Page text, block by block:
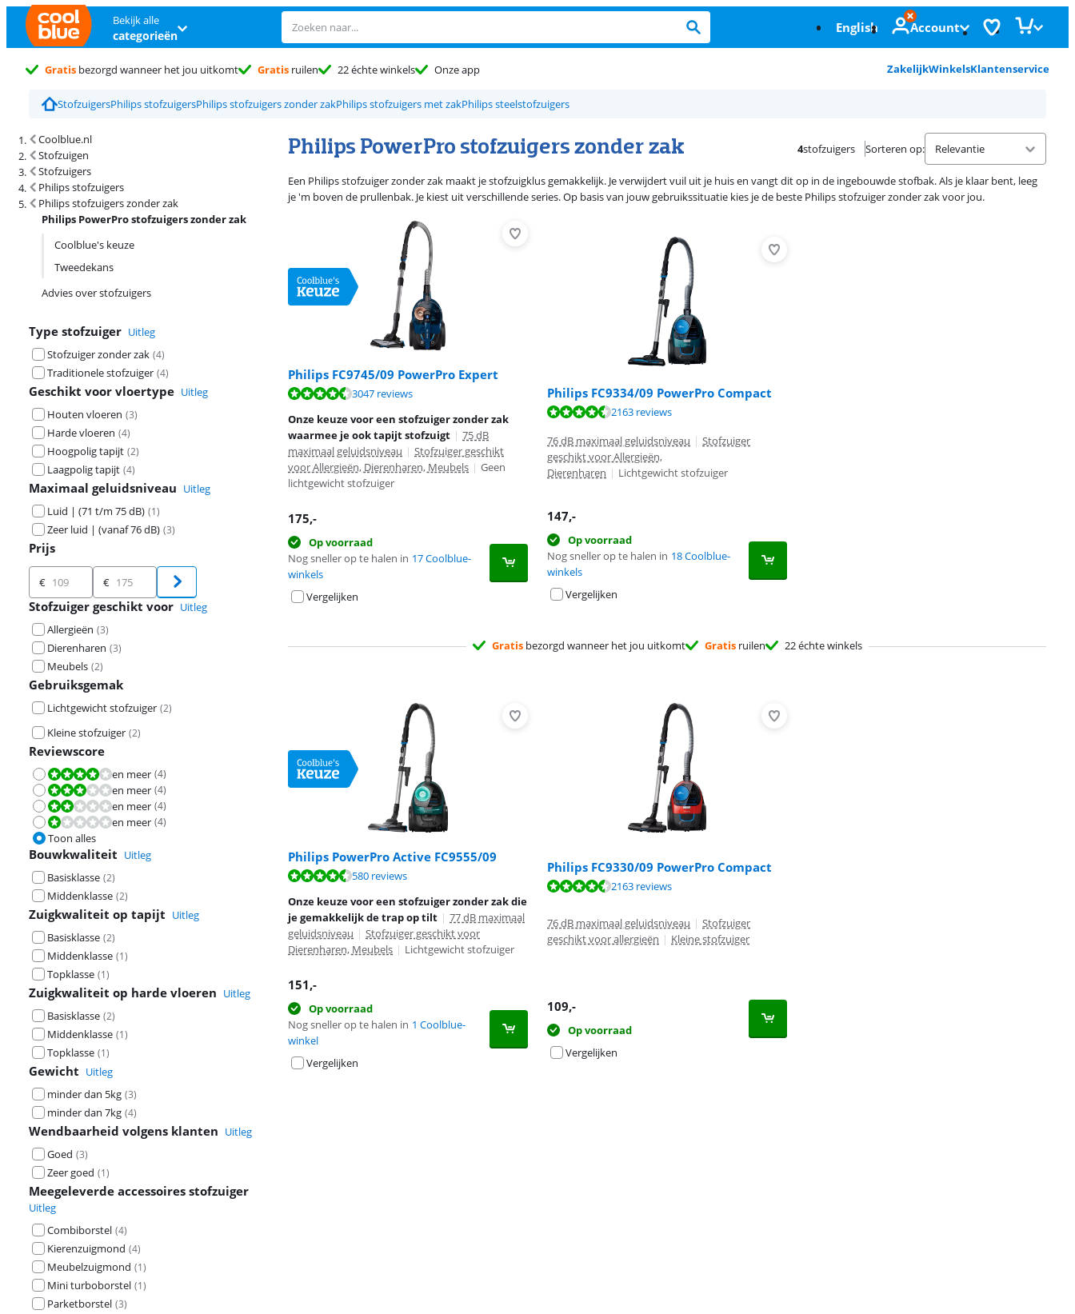
Bekijk alle
categorieën English Account
Gratis bezorgd wanneer het jou uitkomt Gratis ruilen 22 échte winkels Onze app ZakelijkWinkelsKlantenservice
StofzuigersPhilips stofzuigersPhilips stofzuigers zonder zakPhilips stofzuigers met zakPhilips steelstofzuigers
Coolblue.nl
Stofzuigen
Stofzuigers
Philips stofzuigers
Philips stofzuigers zonder zak
Philips PowerPro stofzuigers zonder zak
Coolblue's keuze
Tweedekans
Advies over stofzuigers
Type stofzuiger Uitleg
Stofzuiger zonder zak (4)
Traditionele stofzuiger (4)
Geschikt voor vloertype Uitleg
Houten vloeren (3)
Harde vloeren (4)
Hoogpolig tapijt (2)
Laagpolig tapijt (4)
Maximaal geluidsniveau Uitleg
Luid | (71 t/m 75 dB) (1)
Zeer luid | (vanaf 76 dB) (3)
Prijs
Prijs
€ €
Stofzuiger geschikt voor Uitleg
Allergieën (3)
Dierenharen (3)
Meubels (2)
Gebruiksgemak
Lichtgewicht stofzuiger (2)
Kleine stofzuiger (2)
Reviewscore
Beoordeling is 8,0 van de 10.
en meer (4)
Beoordeling is 6,0 van de 10.
en meer (4)
Beoordeling is 4,0 van de 10.
en meer (4)
Beoordeling is 2,0 van de 10.
en meer (4)
Toon alles
Bouwkwaliteit Uitleg
Basisklasse (2)
Middenklasse (2)
Zuigkwaliteit op tapijt Uitleg
Basisklasse (2)
Middenklasse (1)
Topklasse (1)
Zuigkwaliteit op harde vloeren Uitleg
Basisklasse (2)
Middenklasse (1)
Topklasse (1)
Gewicht Uitleg
minder dan 5kg (3)
minder dan 7kg (4)
Wendbaarheid volgens klanten Uitleg
Goed (3)
Zeer goed (1)
Meegeleverde accessoires stofzuiger
Uitleg
Combiborstel (4)
Kierenzuigmond (4)
Meubelzuigmond (1)
Mini turboborstel (1)
Parketborstel (3)
Philips PowerPro stofzuigers zonder zak
Zoekresultaten en sortering
4stofzuigers Sorteren op:
Een Philips stofzuiger zonder zak maakt je stofzuigklus gemakkelijk. Je verwijdert vuil uit je huis en vangt dit op in de ingebouwde stofbak. Als je klaar bent, leeg
je 'm boven de prullenbak. Je kiest uit verschillende series. Op basis van jouw gebruikssituatie kies je de beste Philips stofzuiger zonder zak voor jou.
Philips FC9745/09 PowerPro Expert
Beoordeling is 8,8 van de 10, gebaseerd op 3047 reviews.
3047 reviews
Onze keuze voor een stofzuiger zonder zak
waarmee je ook tapijt stofzuigt | 75 dB
maximaal geluidsniveau | Stofzuiger geschikt
voor Allergieën, Dierenharen, Meubels | Geen
lichtgewicht stofzuiger
175,-
Op voorraad
Nog sneller op te halen in 17 Coolblue-
winkels
Vergelijken
Philips FC9334/09 PowerPro Compact
Beoordeling is 8,6 van de 10, gebaseerd op 2163 reviews.
2163 reviews
76 dB maximaal geluidsniveau | Stofzuiger
geschikt voor Allergieën,
Dierenharen | Lichtgewicht stofzuiger
147,-
Op voorraad
Nog sneller op te halen in 18 Coolblue-
winkels
Vergelijken
Gratisbezorgd wanneer het jou uitkomt Gratisruilen 22 échte winkels
Philips PowerPro Active FC9555/09
Beoordeling is 8,5 van de 10, gebaseerd op 580 reviews.
580 reviews
Onze keuze voor een stofzuiger zonder zak die
je gemakkelijk de trap op tilt | 77 dB maximaal
geluidsniveau | Stofzuiger geschikt voor
Dierenharen, Meubels | Lichtgewicht stofzuiger
151,-
Op voorraad
Nog sneller op te halen in 1 Coolblue-
winkel
Vergelijken
Philips FC9330/09 PowerPro Compact
Beoordeling is 8,6 van de 10, gebaseerd op 2163 reviews. 2163 reviews
76 dB maximaal geluidsniveau | Stofzuiger
geschikt voor allergieën | Kleine stofzuiger
109,-
Op voorraad
Vergelijken